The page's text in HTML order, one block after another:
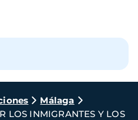
Málaga
LOS INMIGRANTES Y LOS